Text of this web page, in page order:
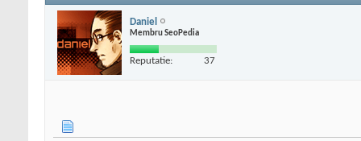
Daniel
Membru SeoPedia
Reputatie: 37